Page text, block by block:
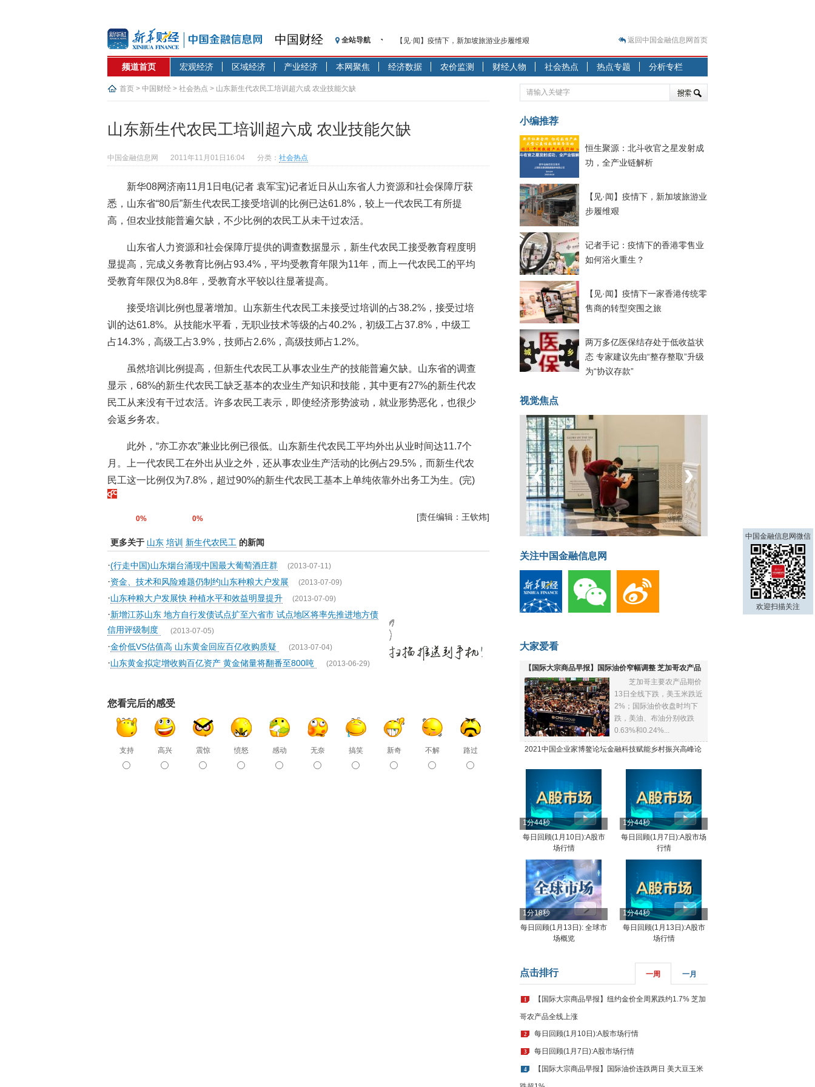
中国财经 全站导航
【见·闻】疫情下，新加坡旅游业步履维艰
记者手记：疫情下的香港零售业如何浴火重生？
【见·闻】疫情下一家香港传统零售商的转型突围之旅
济安金信：中国基金市场数据分析周报（2020. 07.27—2020.07.31）
【新华财经调查】同业存单、结构性存款玩起“跷跷板” 结构性失衡藏
央行公开市场净投放300亿元 短端资金利率明显下行
基本面及股市双轮冲击 债市回调十年期债表现最弱
沥青期货连续两日涨逾3% 沪银及两粕涨势喜人
恒生聚源：北斗收官之星发射成功，全产业链解析
济安金信：中国基金市场数据分析周报（2020. 08.17—2020.08.21）
返回中国金融信息网首页
频道首页 宏观经济 区域经济 产业经济 本网聚焦 经济数据 农价监测 财经人物 社会热点 热点专题 分析专栏
首页 > 中国财经 > 社会热点 > 山东新生代农民工培训超六成 农业技能欠缺
山东新生代农民工培训超六成 农业技能欠缺
中国金融信息网 2011年11月01日16:04 分类： 社会热点
新华08网济南11月1日电(记者 袁军宝)记者近日从山东省人力资源和社会保障厅获
悉，山东省“80后”新生代农民工接受培训的比例已达61.8%，较上一代农民工有所提
高，但农业技能普遍欠缺，不少比例的农民工从未干过农活。
山东省人力资源和社会保障厅提供的调查数据显示，新生代农民工接受教育程度明
显提高，完成义务教育比例占93.4%，平均受教育年限为11年，而上一代农民工的平均
受教育年限仅为8.8年，受教育水平较以往显著提高。
接受培训比例也显著增加。山东新生代农民工未接受过培训的占38.2%，接受过培
训的达61.8%。从技能水平看，无职业技术等级的占40.2%，初级工占37.8%，中级工
占14.3%，高级工占3.9%，技师占2.6%，高级技师占1.2%。
虽然培训比例提高，但新生代农民工从事农业生产的技能普遍欠缺。山东省的调查
显示，68%的新生代农民工缺乏基本的农业生产知识和技能，其中更有27%的新生代农
民工从来没有干过农活。许多农民工表示，即使经济形势波动，就业形势恶化，也很少
会返乡务农。
此外，“亦工亦农”兼业比例已很低。山东新生代农民工平均外出从业时间达11.7个
月。上一代农民工在外出从业之外，还从事农业生产活动的比例占29.5%，而新生代农
民工这一比例仅为7.8%，超过90%的新生代农民工基本上单纯依靠外出务工为生。(完)
0% 0% [责任编辑：王钦炜]
更多关于 山东 培训 新生代农民工 的新闻
·(行走中国)山东烟台涌现中国最大葡萄酒庄群 (2013-07-11)
·资金、技术和风险难题仍制约山东种粮大户发展 (2013-07-09)
·山东种粮大户发展快 种植水平和效益明显提升 (2013-07-09)
·新增江苏山东 地方自行发债试点扩至六省市 试点地区将率先推进地方债
信用评级制度 (2013-07-05)
·金价低VS估值高 山东黄金回应百亿收购质疑 (2013-07-04)
·山东黄金拟定增收购百亿资产 黄金储量将翻番至800吨 (2013-06-29)
您看完后的感受
支持 高兴 震惊 愤怒 感动 无奈 搞笑 新奇 不解 路过
小编推荐
恒生聚源：北斗收官之星发射成
功，全产业链解析
【见·闻】疫情下，新加坡旅游业
步履维艰
记者手记：疫情下的香港零售业
如何浴火重生？
【见·闻】疫情下一家香港传统零
售商的转型突围之旅
两万多亿医保结存处于低收益状
态 专家建议先由“整存整取”升级
为“协议存款”
视觉焦点
菲律宾：防疫降级
‹ ›
关注中国金融信息网
大家爱看
【国际大宗商品早报】国际油价窄幅调整 芝加哥农产品
全线下跌
芝加哥主要农产品期价
13日全线下跌，美玉米跌近
2%；国际油价收盘时均下
跌，美油、布油分别收跌
0.63%和0.24%...
2021中国企业家博鳌论坛金融科技赋能乡村振兴高峰论
1分44秒
每日回顾(1月10日):A股市
场行情
1分44秒
每日回顾(1月7日):A股市场
行情
1分18秒
每日回顾(1月13日): 全球市
场概览
1分44秒
每日回顾(1月13日):A股市
场行情
点击排行 一周 一月
1 【国际大宗商品早报】纽约金价全周累跌约1.7% 芝加
哥农产品全线上涨
2 每日回顾(1月10日):A股市场行情
3 每日回顾(1月7日):A股市场行情
4 【国际大宗商品早报】国际油价连跌两日 美大豆玉米
中国金融信息网微信
欢迎扫描关注